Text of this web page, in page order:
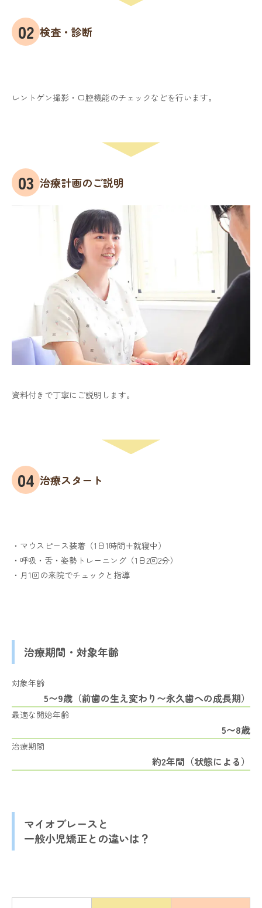
検査・診断
レントゲン撮影・口腔機能のチェックなどを行います。
治療計画のご説明
資料付きで丁寧にご説明します。
治療スタート
・マウスピース装着（1日1時間＋就寝中）
・呼吸・舌・姿勢トレーニング（1日2回2分）
・月1回の来院でチェックと指導
治療期間・対象年齢
対象年齢
5〜9歳（前歯の生え変わり〜永久歯への成長期）
最適な開始年齢
5〜8歳
治療期間
約2年間（状態による）
マイオブレースと
一般小児矯正との違いは？